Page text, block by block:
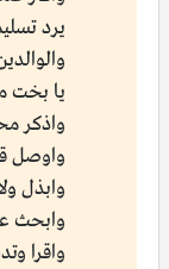
يرد
يا بخت
واذكر
واوصل
وابذل
وابحث
واقرا